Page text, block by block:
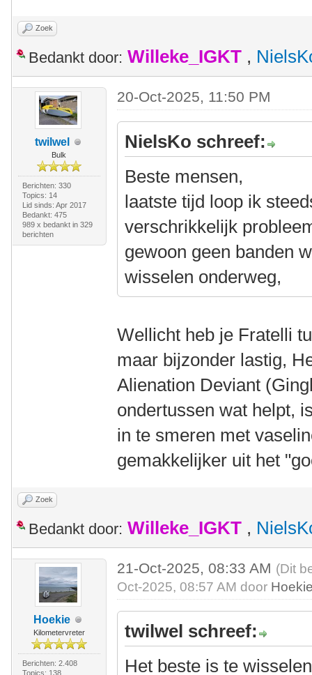
Zoek
Bedankt door: Willeke_IGKT ,
twilwel
Bulk
Berichten: 330
Topics: 14
Lid sinds: Apr 2017
Bedankt: 475
989 x bedankt in 329
berichten
20-Oct-2025, 11:50 PM
NielsKo schreef:
Beste mensen,
laatste tijd loop ik
verschrikkelijk
gewoon geen banden
wisselen onderweg,
Wellicht heb je Fratelli
maar bijzonder lastig,
Alienation Deviant
ondertussen wat helpt,
in te smeren met
gemakkelijker uit het
Zoek
Bedankt door: Willeke_IGKT ,
Hoekie
Kilometervreter
Berichten: 2.408
Topics: 138
21-Oct-2025, 08:33 AM (Dit
Oct-2025, 08:57 AM door
twilwel schreef:
Het beste is te